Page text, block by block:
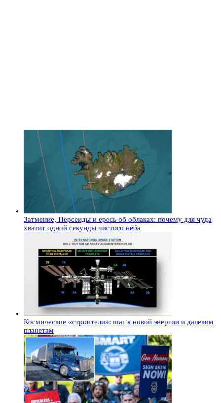
Затмение, Персеиды и ересь об облаках: почему для чуда
хватит одной секунды чистого неба
Космические «строители»: шаг к новой энергии и далеким
планетам